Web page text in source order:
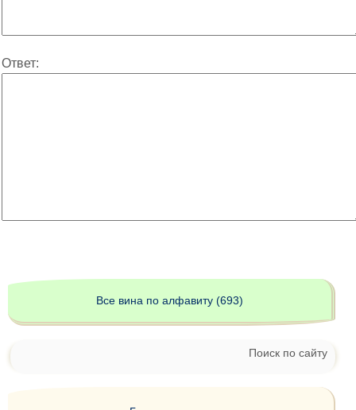
Ответ:
Все вина по алфавиту (693)
Поиск по сайту